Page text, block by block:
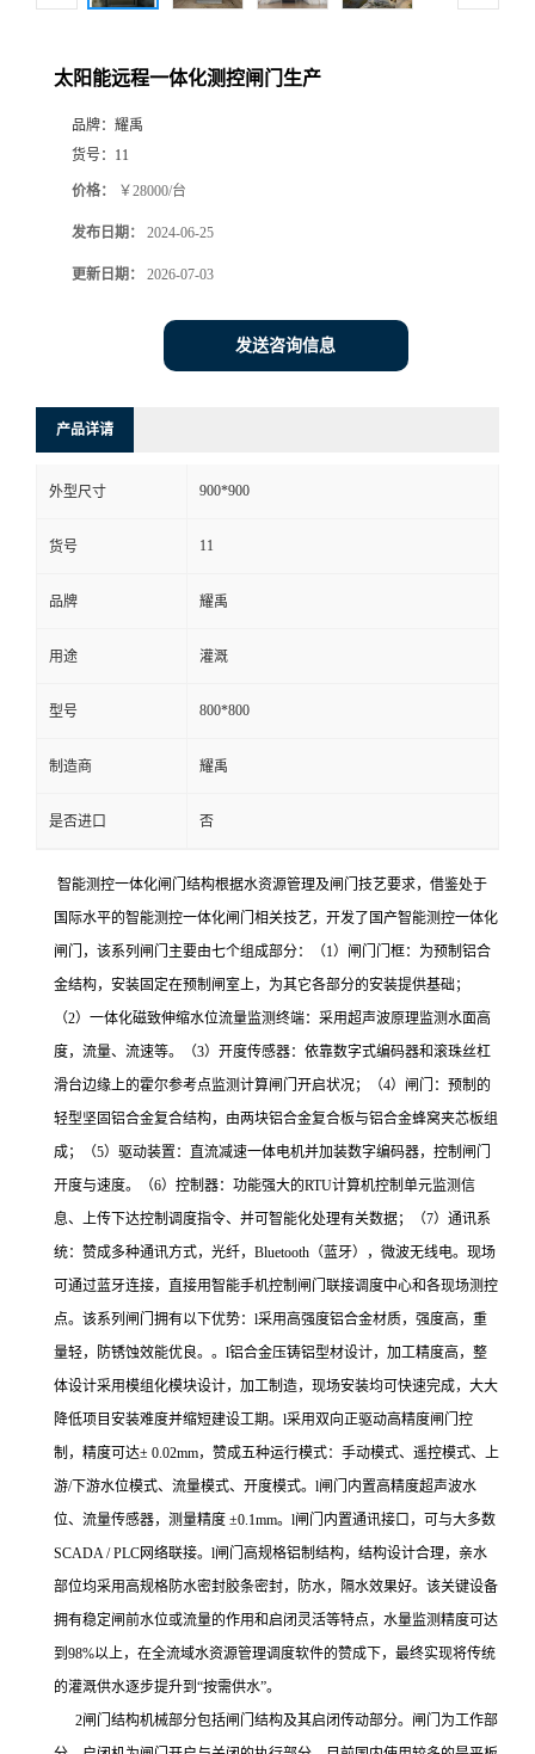
太阳能远程一体化测控闸门生产
品牌： 耀禹
货号： 11
价格： ￥28000/台
发布日期： 2024-06-25
更新日期： 2026-07-03
发送咨询信息
产品详请
外型尺寸 900*900
货号 11
品牌 耀禹
用途 灌溉
型号 800*800
制造商 耀禹
是否进口 否
智能测控一体化闸门结构根据水资源管理及闸门技艺要求，借鉴处于
国际水平的智能测控一体化闸门相关技艺，开发了国产智能测控一体化
闸门，该系列闸门主要由七个组成部分：（1）闸门门框：为预制铝合
金结构，安装固定在预制闸室上，为其它各部分的安装提供基础；
（2）一体化磁致伸缩水位流量监测终端：采用超声波原理监测水面高
度，流量、流速等。（3）开度传感器：依靠数字式编码器和滚珠丝杠
滑台边缘上的霍尔参考点监测计算闸门开启状况；（4）闸门：预制的
轻型坚固铝合金复合结构，由两块铝合金复合板与铝合金蜂窝夹芯板组
成；（5）驱动装置：直流减速一体电机并加装数字编码器，控制闸门
开度与速度。（6）控制器：功能强大的RTU计算机控制单元监测信
息、上传下达控制调度指令、并可智能化处理有关数据；（7）通讯系
统：赞成多种通讯方式，光纤，Bluetooth（蓝牙），微波无线电。现场
可通过蓝牙连接，直接用智能手机控制闸门联接调度中心和各现场测控
点。该系列闸门拥有以下优势：l采用高强度铝合金材质，强度高，重
量轻，防锈蚀效能优良。。l铝合金压铸铝型材设计，加工精度高，整
体设计采用模组化模块设计，加工制造，现场安装均可快速完成，大大
降低项目安装难度并缩短建设工期。l采用双向正驱动高精度闸门控
制，精度可达± 0.02mm，赞成五种运行模式：手动模式、遥控模式、上
游/下游水位模式、流量模式、开度模式。l闸门内置高精度超声波水
位、流量传感器，测量精度 ±0.1mm。l闸门内置通讯接口，可与大多数
SCADA / PLC网络联接。l闸门高规格铝制结构，结构设计合理，亲水
部位均采用高规格防水密封胶条密封，防水，隔水效果好。该关键设备
拥有稳定闸前水位或流量的作用和启闭灵活等特点，水量监测精度可达
到98%以上，在全流域水资源管理调度软件的赞成下，最终实现将传统
的灌溉供水逐步提升到“按需供水”。
2闸门结构机械部分包括闸门结构及其启闭传动部分。闸门为工作部